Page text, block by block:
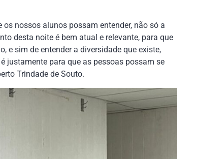
nossos alunos possam entender, não só a
desta noite é bem atual e relevante, para que
e sim de entender a diversidade que existe,
justamente para que as pessoas possam se
Trindade de Souto.